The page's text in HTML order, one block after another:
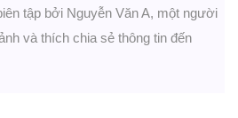
tập bởi Nguyễn Văn A, một người
và thích chia sẻ thông tin đến